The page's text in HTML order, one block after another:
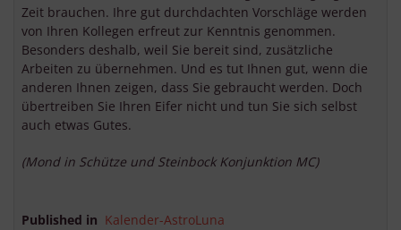
Zeit brauchen. Ihre gut durchdachten Vorschläge werden
von Ihren Kollegen erfreut zur Kenntnis genommen.
Besonders deshalb, weil Sie bereit sind, zusätzliche
Arbeiten zu übernehmen. Und es tut Ihnen gut, wenn die
anderen Ihnen zeigen, dass Sie gebraucht werden. Doch
übertreiben Sie Ihren Eifer nicht und tun Sie sich selbst
auch etwas Gutes.
(Mond in Schütze und Steinbock Konjunktion MC)
Published in Kalender-AstroLuna